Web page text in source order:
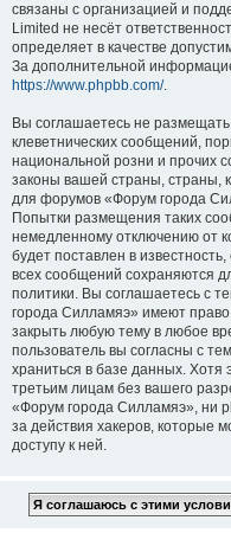
связаны с организацией и
Limited не несёт
определяет в качестве
За дополнительной
https://www.phpbb.com/.
Вы соглашаетесь не
клеветнических сообщений,
национальной розни и прочих
законы вашей страны, страны,
для форумов «Форум города
Попытки размещения таких
немедленному отключению от
будет поставлен в
всех сообщений сохраняются
политики. Вы соглашаетесь с
города Силламяэ» имеют право
закрыть любую тему в любое
пользователь вы согласны с
храниться в базе данных.
третьим лицам без вашего
«Форум города Силламяэ», ни
за действия хакеров, которые
доступу к ней.